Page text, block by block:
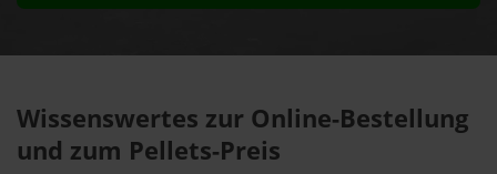
Wissenswertes zur Online-Bestellung
und zum Pellets-Preis